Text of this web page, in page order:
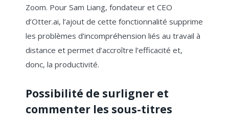
Zoom. Pour Sam Liang, fondateur et CEO
d’Otter.ai, l’ajout de cette fonctionnalité supprime
les problèmes d’incompréhension liés au travail à
distance et permet d’accroître l’efficacité et,
donc, la productivité.
Possibilité de surligner et
commenter les sous-titres